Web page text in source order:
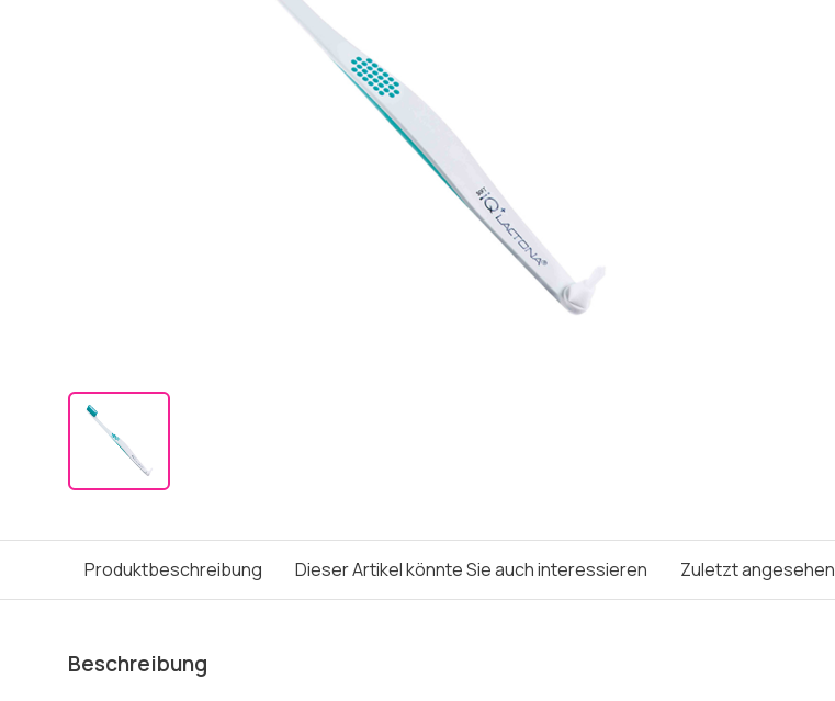
Produktbeschreibung Dieser Artikel könnte Sie auch interessieren Zuletzt angesehen
Beschreibung